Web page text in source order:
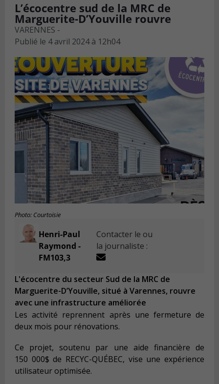
L’écocentre sud de la MRC de
Marguerite-D’Youville rouvre
VARENNES -
Publié le 4 avril 2024 à 12h04
Photo: Courtoisie
Henri-Paul
Raymond -
FM103,3
Contacter le ou
la journaliste :
L'écocentre du secteur Sud de la MRC de
Marguerite-D’Youville, situé à Varennes, rouvre
avec une infrastructure améliorée
Les activité reprennent après une fermeture de
deux mois pour rénovations.
Ce projet, soutenu par une aide financière de
150 000$ de RECYC-QUÉBEC, vise une expérience
utilisateur optimisée.